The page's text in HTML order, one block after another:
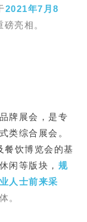
2021年7月8
磅亮相。
牌展会，是专
类综合展会。
餐饮博览会的基
闲等版块， 规
人士前来采
。